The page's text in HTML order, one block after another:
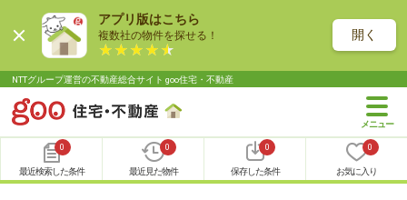
アプリ版はこちら
複数社の物件を探せる！ 開く
NTTグループ運営の不動産総合サイト goo住宅・不動産
0
最近検索した条件
0
最近見た物件
0
保存した条件
0
お気に入り